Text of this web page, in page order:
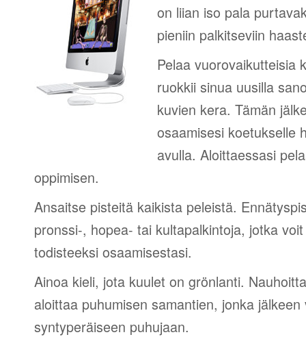
on liian iso pala
pieniin palkitseviin
Pelaa vuorovaikutteisia
ruokkii sinua uusilla
kuvien kera. Tämän
osaamisesi koetukselle
avulla. Aloittaessasi
oppimisen.
Ansaitse pisteitä kaikista peleistä.
pronssi-, hopea- tai kultapalkintoja, jotka
todisteeksi osaamisestasi.
Ainoa kieli, jota kuulet on grönlanti.
aloittaa puhumisen samantien, jonka
syntyperäiseen puhujaan.